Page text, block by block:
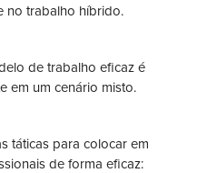
no trabalho híbrido.
de trabalho eficaz é
em um cenário misto.
táticas para colocar em
de forma eficaz: